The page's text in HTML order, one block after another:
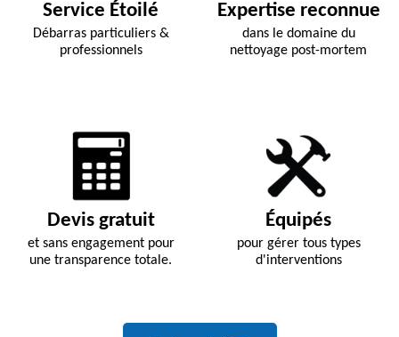
Service Étoilé
Débarras particuliers &
professionnels
Expertise reconnue
dans le domaine du
nettoyage post-mortem
Devis gratuit
et sans engagement pour
une transparence totale.
Équipés
pour gérer tous types
d'interventions